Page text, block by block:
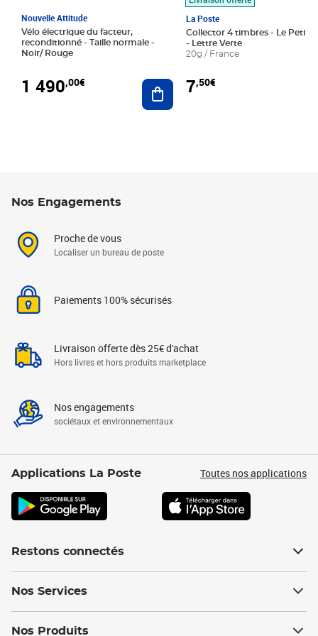
Nouvelle Attitude
Vélo électrique du facteur,
reconditionné - Taille normale -
Noir/ Rouge
1 490,00€ Ajouter au panier
La Poste
Collector 4 timbres - Le Petit
- Lettre Verte
20g / France
7,50€
Nos Engagements
Proche de vous
Localiser un bureau de poste
Paiements 100% sécurisés
Livraison offerte dès 25€ d'achat
Hors livres et hors produits marketplace
Nos engagements
sociétaux et environnementaux
Applications La Poste Toutes nos applications
Restons connectés
Nos Services
Nos Produits